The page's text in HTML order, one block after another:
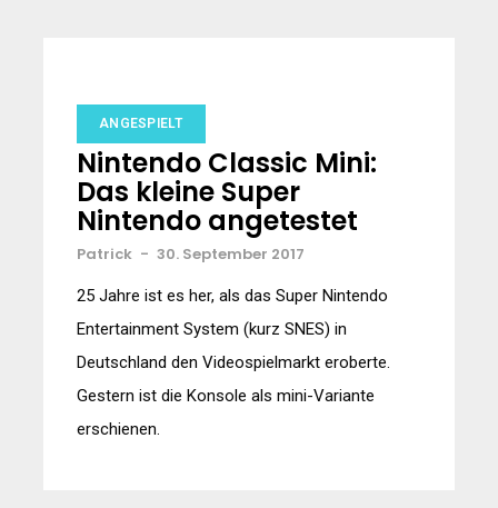
ANGESPIELT
Nintendo Classic Mini:
Das kleine Super
Nintendo angetestet
Patrick - 30. September 2017
25 Jahre ist es her, als das Super Nintendo
Entertainment System (kurz SNES) in
Deutschland den Videospielmarkt eroberte.
Gestern ist die Konsole als mini-Variante
erschienen.